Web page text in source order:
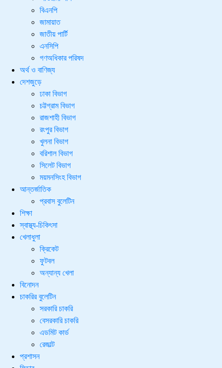
বিএনপি
জামায়াত
জাতীয় পার্টি
এনসিপি
গণঅধিকার পরিষদ
অর্থ ও বাণিজ্য
দেশজুড়ে
ঢাকা বিভাগ
চট্টগ্রাম বিভাগ
রাজশাহী বিভাগ
রংপুর বিভাগ
খুলনা বিভাগ
বরিশাল বিভাগ
সিলেট বিভাগ
ময়মনসিংহ বিভাগ
আন্তর্জাতিক
প্রবাস বুলেটিন
শিক্ষা
স্বাস্থ্য-চিকিৎসা
খেলাধুলা
ক্রিকেট
ফুটবল
অন্যান্য খেলা
বিনোদন
চাকরির বুলেটিন
সরকারি চাকরি
বেসরকারি চাকরি
এডমিট কার্ড
রেজাল্ট
প্রশাসন